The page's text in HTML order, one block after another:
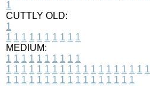
1
CUTTLY OLD:
1
1 1 1 1 1 1 1 1 1 1
MEDIUM:
1 1 1 1 1 1 1 1 1 1
1 1 1 1 1 1 1 1 1 1 1 1 1 1 1 1 1 1 1
1 1 1 1 1 1 1 1 1 1 1 1 1 1 1 1 1